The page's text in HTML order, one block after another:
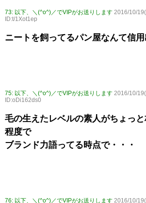
73: 以下、＼(^o^)／でVIPがお送りします 2016/10/
ID:t/1Xot1ep
ニートを飼ってるパン屋なんて信
75: 以下、＼(^o^)／でVIPがお送りします 2016/10/
ID:oDi162ds0
毛の生えたレベルの素人がちょっ
程度で
ブランド力語ってる時点で・・・
76: 以下、＼(^o^)／でVIPがお送りします 2016/10/